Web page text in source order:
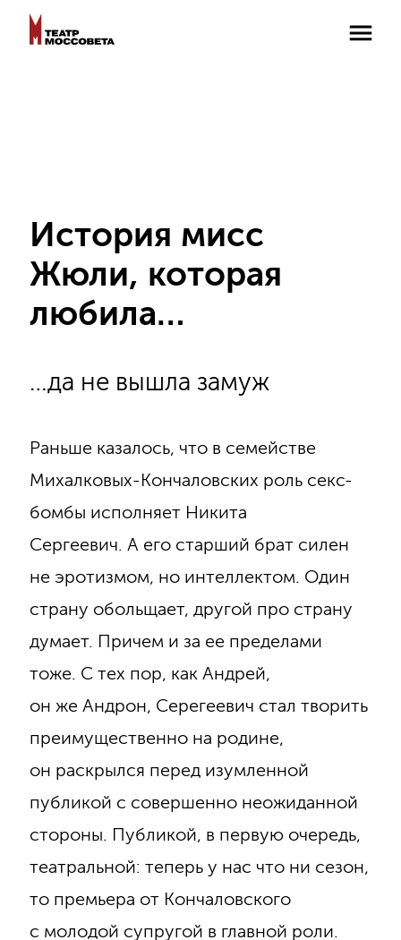
История мисс
Жюли, которая
любила…
…да не вышла замуж
Раньше казалось, что в семействе
Михалковых-Кончаловских роль секс-
бомбы исполняет Никита
Сергеевич. А его старший брат силен
не эротизмом, но интеллектом. Один
страну обольщает, другой про страну
думает. Причем и за ее пределами
тоже. С тех пор, как Андрей,
он же Андрон, Серегеевич стал творить
преимущественно на родине,
он раскрылся перед изумленной
публикой с совершенно неожиданной
стороны. Публикой, в первую очередь,
театральной: теперь у нас что ни сезон,
то премьера от Кончаловского
с молодой супругой в главной роли.